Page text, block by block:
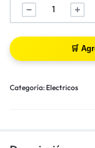
Categoría: Electricos